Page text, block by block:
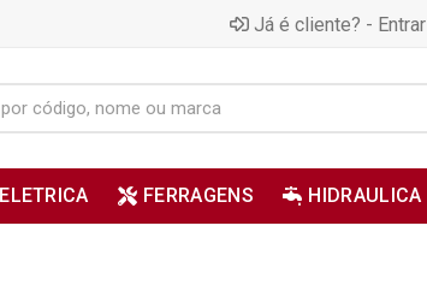
Já é cliente? - Entrar
ELETRICA FERRAGENS HIDRAULICA